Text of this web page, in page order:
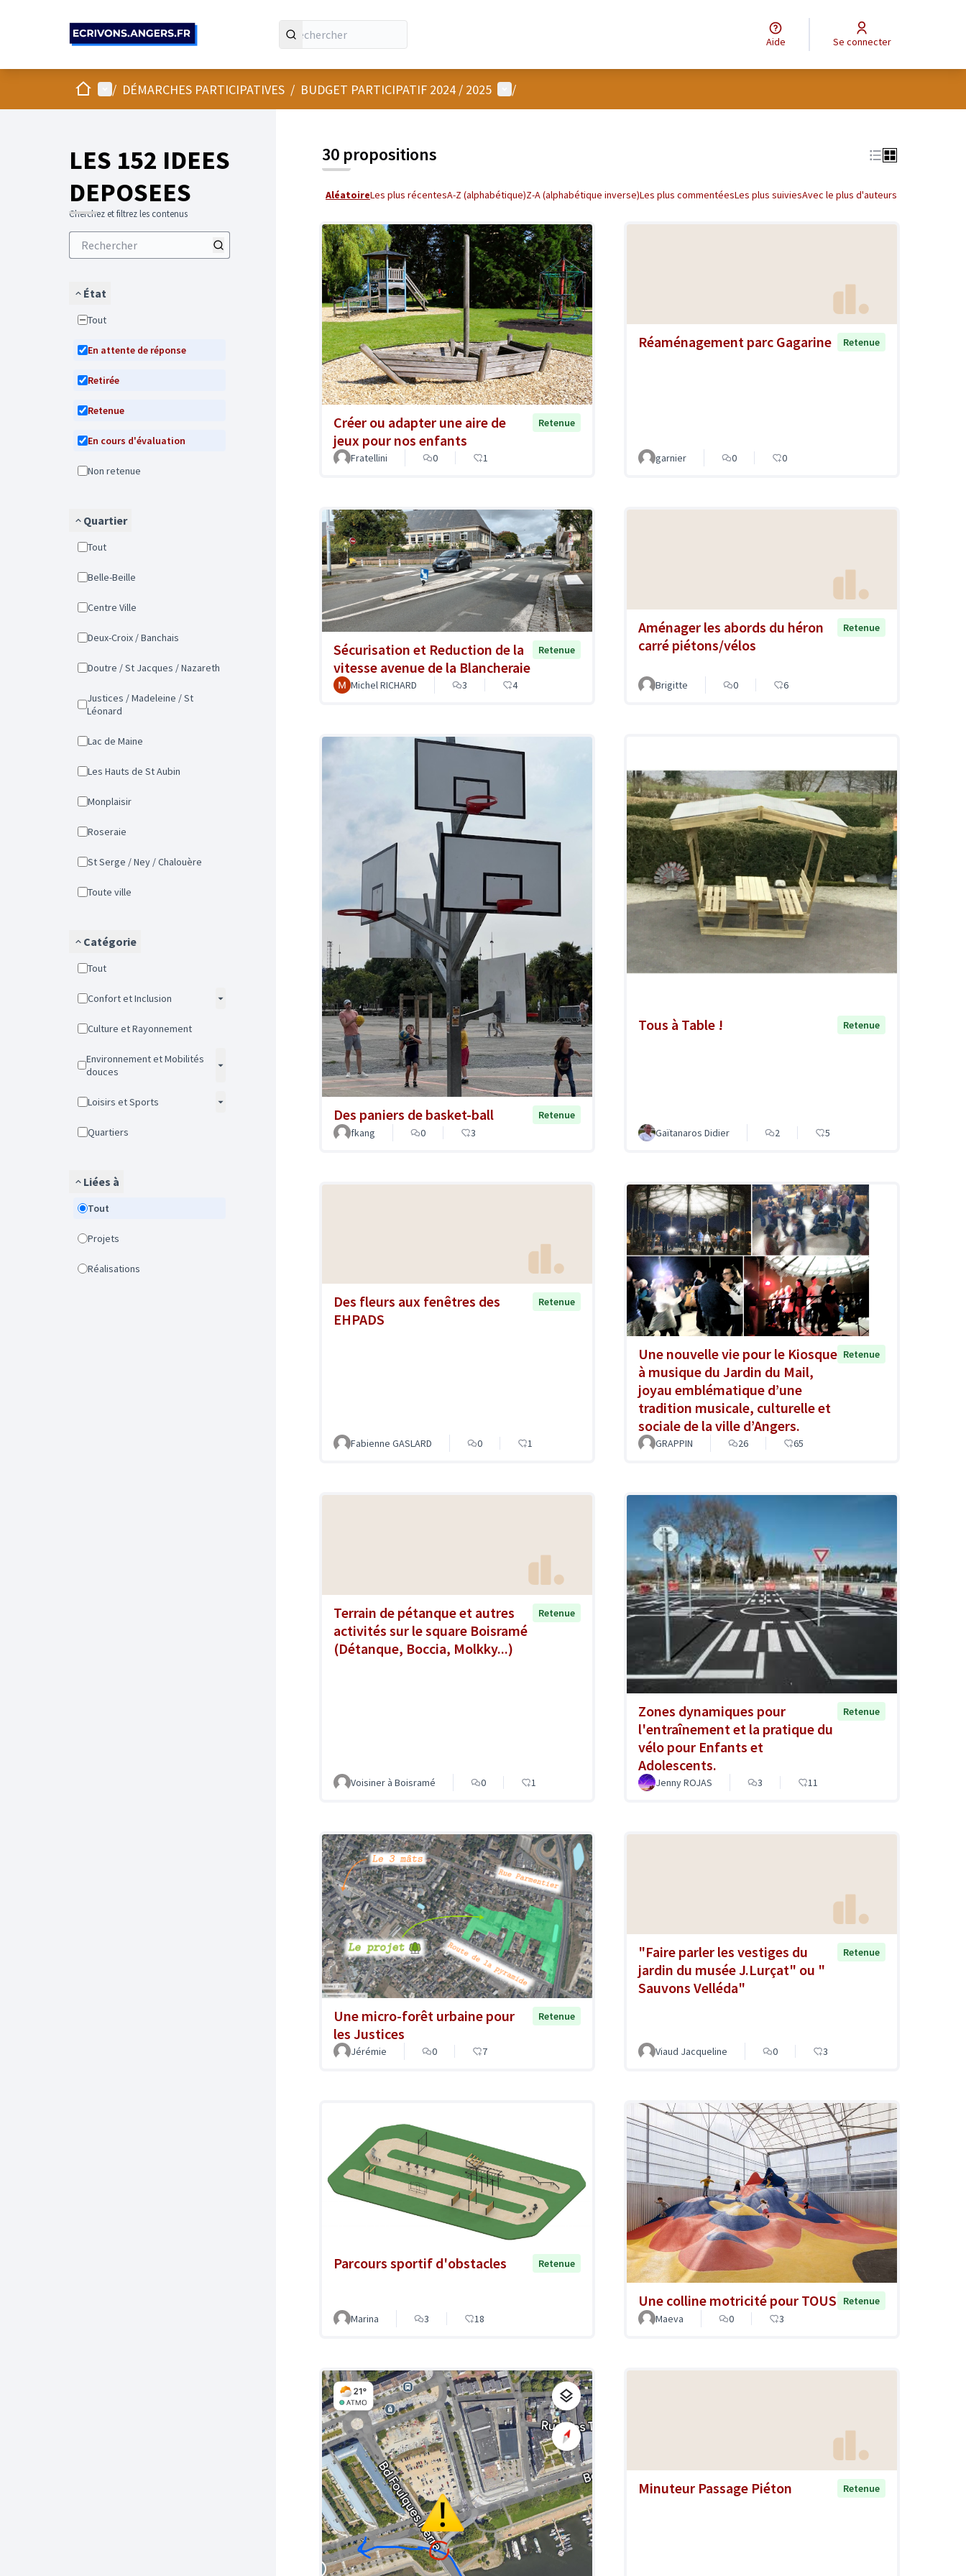
Aide Se connecter
AccueilMenu principal
/ DÉMARCHES PARTICIPATIVES / BUDGET PARTICIPATIF 2024 / 2025 Menu utilisateur
/
LES 152 IDEES
DEPOSEES
Cherchez et filtrez les contenus
État
Tout
En attente de réponse
Retirée
Retenue
En cours d'évaluation
Non retenue
Quartier
Tout
Belle-Beille
Centre Ville
Deux-Croix / Banchais
Doutre / St Jacques / Nazareth
Justices / Madeleine / St
Léonard
Lac de Maine
Les Hauts de St Aubin
Monplaisir
Roseraie
St Serge / Ney / Chalouère
Toute ville
Catégorie
Tout
Confort et Inclusion
Culture et Rayonnement
Environnement et Mobilités
douces
Loisirs et Sports
Quartiers
Liées à
Tout
Projets
Réalisations
30 propositions
AléatoireLes plus récentesA-Z (alphabétique)Z-A (alphabétique inverse)Les plus commentéesLes plus suiviesAvec le plus d'auteurs
Créer ou adapter une aire de
jeux pour nos enfants
Retenue
Fratellini 0 1
Réaménagement parc Gagarine Retenue
garnier 0 0
Sécurisation et Reduction de la
vitesse avenue de la Blancheraie
Retenue
Michel RICHARD 3 4
Aménager les abords du héron
carré piétons/vélos
Retenue
Brigitte 0 6
Des paniers de basket-ball
Retenue
fkang
0 3
Tous à Table ! Retenue
Gaïtanaros Didier 2 5
Des fleurs aux fenêtres des
EHPADS
Retenue
Fabienne GASLARD 0 1
Une nouvelle vie pour le Kiosque
à musique du Jardin du Mail,
joyau emblématique d’une
tradition musicale, culturelle et
sociale de la ville d’Angers.
Retenue
GRAPPIN 26 65
Terrain de pétanque et autres
activités sur le square Boisramé
(Détanque, Boccia, Molkky...)
Retenue
Voisiner à Boisramé 0 1
Zones dynamiques pour
l'entraînement et la pratique du
vélo pour Enfants et
Adolescents.
Retenue
Jenny ROJAS 3 11
Une micro-forêt urbaine pour
les Justices
Retenue
Jérémie 0 7
"Faire parler les vestiges du
jardin du musée J.Lurçat" ou "
Sauvons Velléda"
Retenue
Viaud Jacqueline 0 3
Parcours sportif d'obstacles Retenue
Marina 3 18
Une colline motricité pour TOUS
Retenue
Maeva
0 3
Minuteur Passage Piéton Retenue